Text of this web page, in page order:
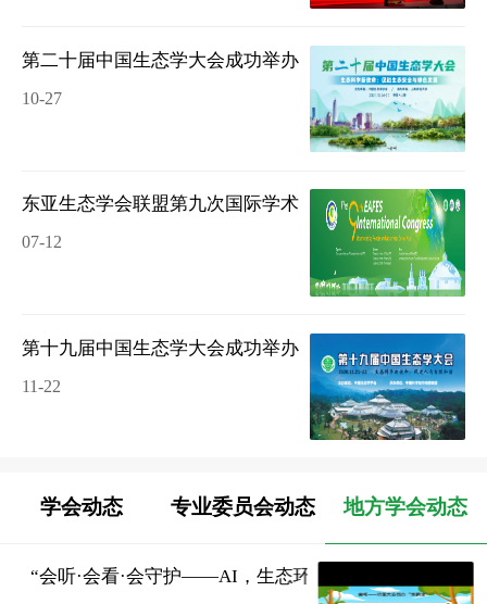
第二十届中国生态学大会成功举办
10-27
东亚生态学会联盟第九次国际学术大会在内蒙古呼和浩
07-12
第十九届中国生态学大会成功举办
11-22
学会动态 专业委员会动态 地方学会动态
“会听·会看·会守护——AI，生态环保的守护者”主题科普